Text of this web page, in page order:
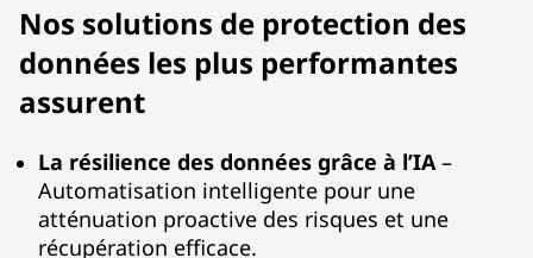
e
y
Nos solutions de protection des
données les plus performantes
assurent
La résilience des données grâce à l’IA–
Automatisation intelligente pour une
atténuation proactive des risques et une
récupération efficace.